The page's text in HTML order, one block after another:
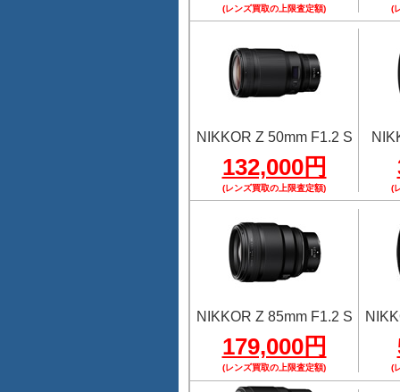
(レンズ買取の上限査定額) (
NIKKOR Z 50mm F1.2 S
132,000円
(レンズ買取の上限査定額) (
NIKKOR Z 85mm F1.2 S
179,000円
(レンズ買取の上限査定額) (